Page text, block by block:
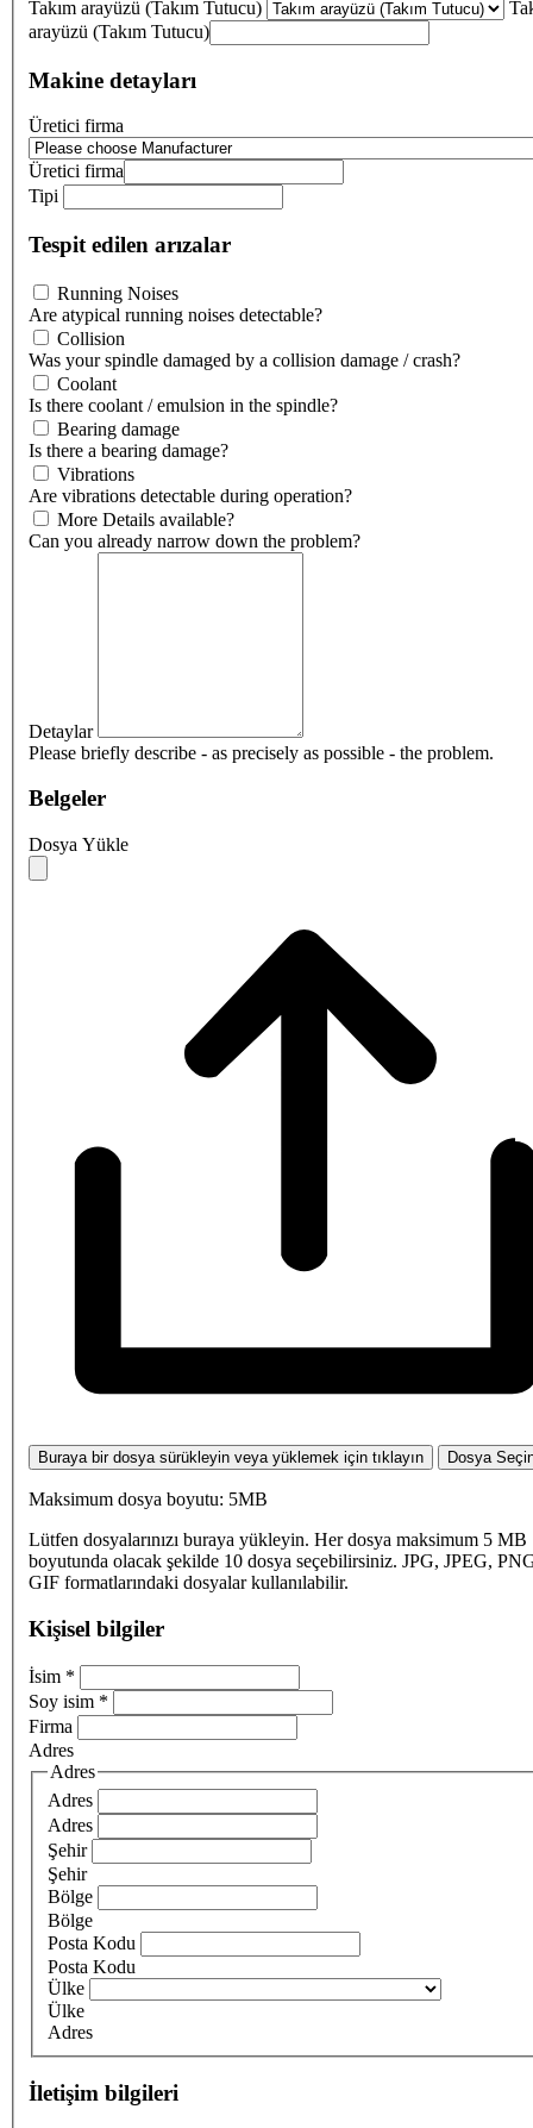
Takım arayüzü (Takım Tutucu)
arayüzü (Takım Tutucu)
Makine detayları
Üretici firma
Üretici firma
Tipi
Tespit edilen arızalar
Running Noises
Are atypical running noises detectable?
Collision
Was your spindle damaged by a collision damage / crash?
Coolant
Is there coolant / emulsion in the spindle?
Bearing damage
Is there a bearing damage?
Vibrations
Are vibrations detectable during operation?
More Details available?
Can you already narrow down the problem?
Detaylar
Please briefly describe - as precisely as possible - the problem.
Belgeler
Dosya Yükle
Buraya bir dosya sürükleyin veya yüklemek için tıklayın Dosya
Maksimum dosya boyutu: 5MB
Lütfen dosyalarınızı buraya yükleyin. Her dosya maksimum 5 MB
boyutunda olacak şekilde 10 dosya seçebilirsiniz. JPG, JPEG,
GIF formatlarındaki dosyalar kullanılabilir.
Kişisel bilgiler
İsim *
Soy isim *
Firma
Adres
Adres
Adres
Adres
Şehir
Şehir
Bölge
Bölge
Posta Kodu
Posta Kodu
Ülke
Ülke
Adres
İletişim bilgileri